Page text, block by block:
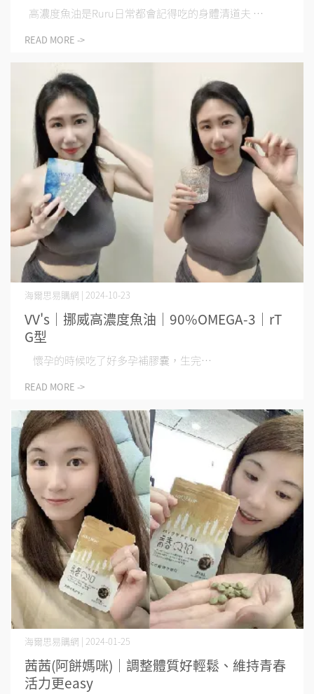
高濃度魚油是Ruru日常都會記得吃的身體清道夫 ⋯
READ MORE ->
VV's｜挪威高濃度魚油｜90%OMEGA-3｜rT
G型
海爾思易購網 | 2024-10-23
懷孕的時候吃了好多孕補膠囊，生完⋯
READ MORE ->
茜茜(阿餅媽咪)｜調整體質好輕鬆、維持青春
活力更easy
海爾思易購網 | 2024-01-25